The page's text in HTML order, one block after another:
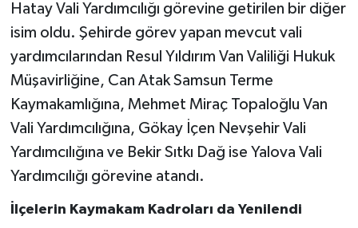
Hatay Vali Yardımcılığı görevine getirilen bir diğer
isim oldu. Şehirde görev yapan mevcut vali
yardımcılarından Resul Yıldırım Van Valiliği Hukuk
Müşavirliğine, Can Atak Samsun Terme
Kaymakamlığına, Mehmet Miraç Topaloğlu Van
Vali Yardımcılığına, Gökay İçen Nevşehir Vali
Yardımcılığına ve Bekir Sıtkı Dağ ise Yalova Vali
Yardımcılığı görevine atandı.
İlçelerin Kaymakam Kadroları da Yenilendi